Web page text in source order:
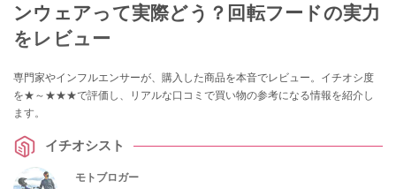
ンウェアって実際どう？回転フードの実力
をレビュー
専門家やインフルエンサーが、購入した商品を本音でレビュー。イチオシ度
を★～★★★で評価し、リアルな口コミで買い物の参考になる情報を紹介し
ます。
イチオシスト
モトブロガー